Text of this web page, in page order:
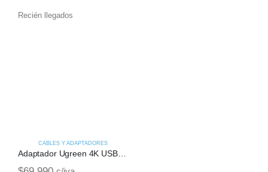
Recién llegados
CABLES Y ADAPTADORES
Adaptador Ugreen 4K USB-C 10 en 1 HDMI USB-C